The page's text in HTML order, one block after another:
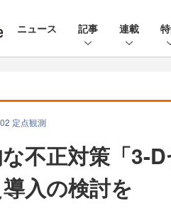
ニュース 記事 連載
定点観測
不正対策「3-
入の検討を